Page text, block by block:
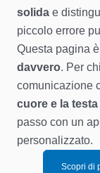
solida e
piccolo errore
Questa pagina
davvero. Per
comunicazione
cuore e la
passo con un
personalizzato.
Scopri di